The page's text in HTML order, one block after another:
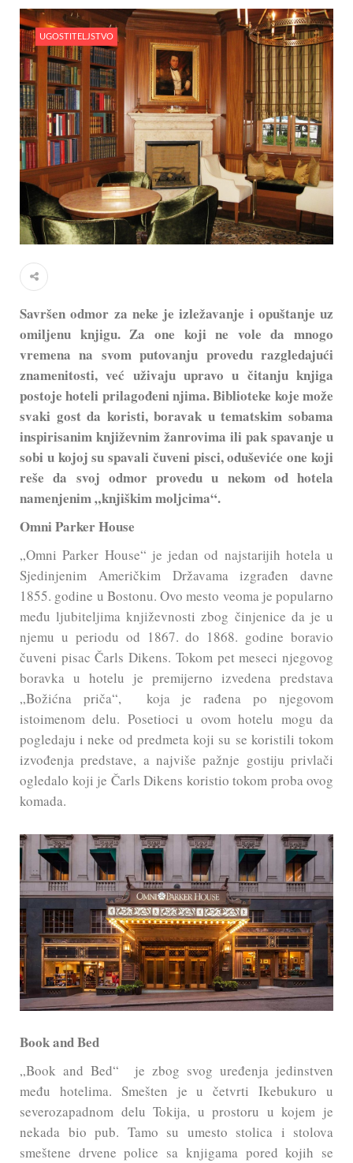
UGOSTITELJSTVO
Savršen odmor za neke je izležavanje i opuštanje uz
omiljenu knjigu. Za one koji ne vole da mnogo
vremena na svom putovanju provedu razgledajući
znamenitosti, već uživaju upravo u čitanju knjiga
postoje hoteli prilagođeni njima. Biblioteke koje može
svaki gost da koristi, boravak u tematskim sobama
inspirisanim književnim žanrovima ili pak spavanje u
sobi u kojoj su spavali čuveni pisci, oduševiće one koji
reše da svoj odmor provedu u nekom od hotela
namenjenim „knjiškim moljcima“.
Omni Parker House
„Omni Parker House“ je jedan od najstarijih hotela u
Sjedinjenim Američkim Državama izgrađen davne
1855. godine u Bostonu. Ovo mesto veoma je popularno
među ljubiteljima književnosti zbog činjenice da je u
njemu u periodu od 1867. do 1868. godine boravio
čuveni pisac Čarls Dikens. Tokom pet meseci njegovog
boravka u hotelu je premijerno izvedena predstava
„Božićna priča“, koja je rađena po njegovom
istoimenom delu. Posetioci u ovom hotelu mogu da
pogledaju i neke od predmeta koji su se koristili tokom
izvođenja predstave, a najviše pažnje gostiju privlači
ogledalo koji je Čarls Dikens koristio tokom proba ovog
komada.
Book and Bed
„Book and Bed“ je zbog svog uređenja jedinstven
među hotelima. Smešten je u četvrti Ikebukuro u
severozapadnom delu Tokija, u prostoru u kojem je
nekada bio pub. Tamo su umesto stolica i stolova
smeštene drvene police sa knjigama pored kojih se